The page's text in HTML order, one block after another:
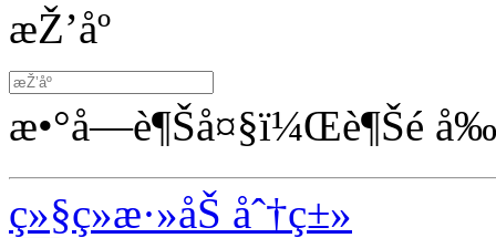
æŽ’åº
æ•°å­—è¶Šå¤§ï¼Œè¶Šé å‰
ç»§ç»­æ·»åŠ åˆ†ç±»